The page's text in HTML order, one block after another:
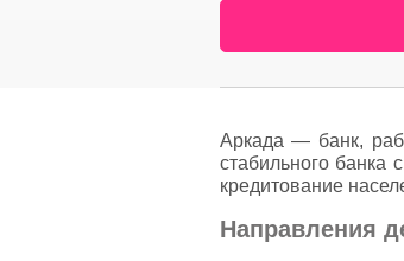
Аркада — банк,
стабильного банка
кредитование
Направления